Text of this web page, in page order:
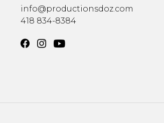
info@productionsdoz.com
418 834-8384